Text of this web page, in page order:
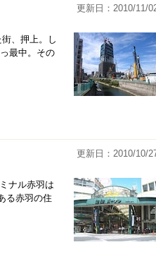
更新日：2010/11/
、押上。し
最中。その
更新日：2010/10/
ナル赤羽は
る赤羽の住